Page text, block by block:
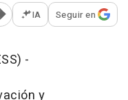
opciones para
IA Seguir en
-
y